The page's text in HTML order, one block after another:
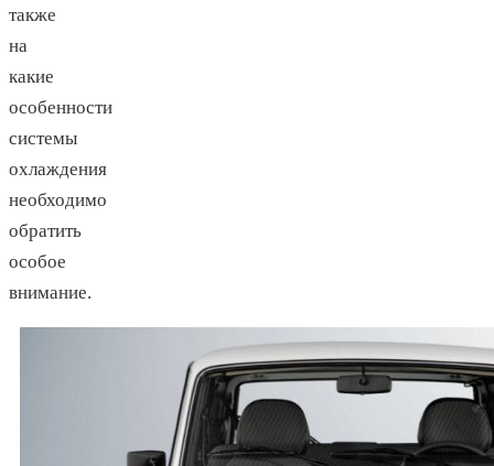
также
на
какие
особенности
системы
охлаждения
необходимо
обратить
особое
внимание.